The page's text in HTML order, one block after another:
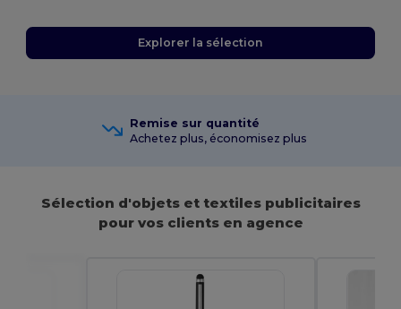
Explorer la sélection
Remise sur quantité
Achetez plus, économisez plus
Sélection d'objets et textiles publicitaires
pour vos clients en agence